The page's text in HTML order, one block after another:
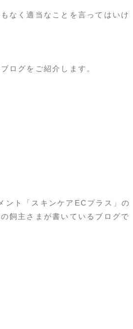
なく適当なことを言ってはいけ
ログをご紹介します。
ント「スキンケアECプラス」の
飼主さまが書いているブログで